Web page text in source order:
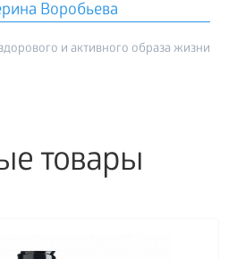
Воробьева
и активного образа жизни
товары